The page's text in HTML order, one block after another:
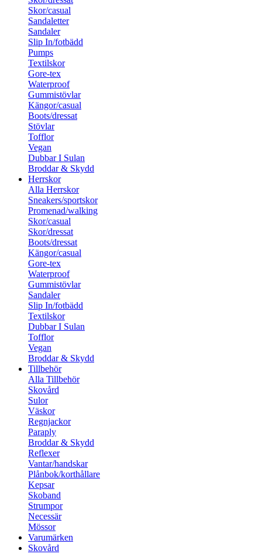
Skor/casual
Sandaletter
Sandaler
Slip In/fotbädd
Pumps
Textilskor
Gore-tex
Waterproof
Gummistövlar
Kängor/casual
Boots/dressat
Stövlar
Tofflor
Vegan
Dubbar I Sulan
Broddar & Skydd
Herrskor
Alla Herrskor
Sneakers/sportskor
Promenad/walking
Skor/casual
Skor/dressat
Boots/dressat
Kängor/casual
Gore-tex
Waterproof
Gummistövlar
Sandaler
Slip In/fotbädd
Textilskor
Dubbar I Sulan
Tofflor
Vegan
Broddar & Skydd
Tillbehör
Alla Tillbehör
Skovård
Sulor
Väskor
Regnjackor
Paraply
Broddar & Skydd
Reflexer
Vantar/handskar
Plånbok/korthållare
Kepsar
Skoband
Strumpor
Necessär
Mössor
Varumärken
Skovård